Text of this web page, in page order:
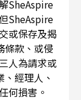
SheAspire
SheAspire
或保存及揭
條款、或侵
人為請求或
經理人、
何損害。